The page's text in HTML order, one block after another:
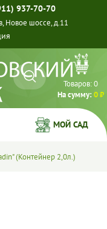
937-70-70
Новое шоссе, д.11
Товаров:0
На сумму:0 ₽
МОЙ САД
(Контейнер 2,0л.)